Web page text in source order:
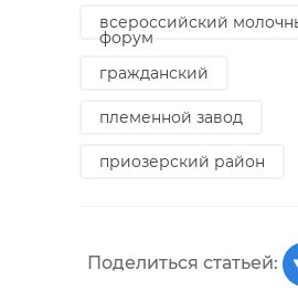
всероссийский
форум
гражданский
племенной завод
приозерский район
Поделиться статьей:
РЕКОМЕНДУЕМ
Хирург из
старинную финск